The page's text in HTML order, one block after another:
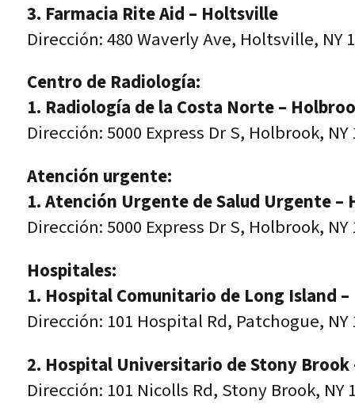
3. Farmacia Rite Aid – Holtsville
Dirección: 480 Waverly Ave, Holtsville, NY
Centro de Radiología:
1. Radiología de la Costa Norte –
Dirección: 5000 Express Dr S, Holbrook, NY
Atención urgente:
1. Atención Urgente de Salud Urgente –
Dirección: 5000 Express Dr S, Holbrook, NY
Hospitales:
1. Hospital Comunitario de Long Island
Dirección: 101 Hospital Rd, Patchogue, NY
2. Hospital Universitario de Stony Brook
Dirección: 101 Nicolls Rd, Stony Brook, NY